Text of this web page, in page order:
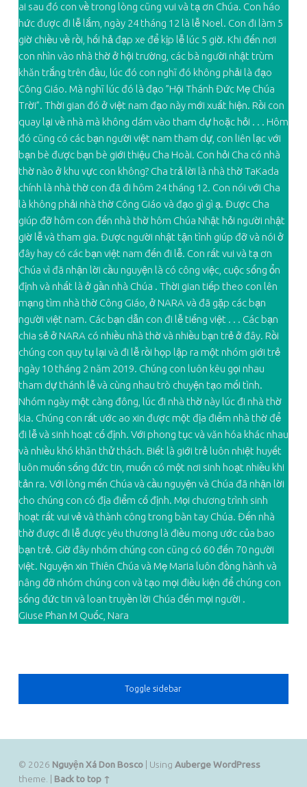
ai sau đó con về trong lòng cũng vui và tạ ơn Chúa. Con háo
hức được đi lễ lắm, ngày 24 tháng 12 là lễ Noel. Con đi làm 5
giờ chiều về rồi, hối hả đạp xe để kịp lễ lúc 5 giờ. Khi đến nơi
con nhìn vào nhà thờ ở hội trường, các bà người nhật trùm
khăn trắng trên đầu, lúc đó con nghĩ đó không phải là đạo
Công Giáo. Mà nghĩ lúc đó là đạo ”Hội Thánh Đức Mẹ Chúa
Trời”. Thời gian đó ở việt nam đạo này mới xuất hiện. Rồi con
quay lại về nhà mà không dám vào tham dự hoặc hỏi . . . Hôm
đó cũng có các bạn người việt nam tham dự, con liên lạc với
bạn bè được bạn bè giới thiệu Cha Hoài. Con hỏi Cha có nhà
thờ nào ở khu vực con không? Cha trả lời là nhà thờ TaKada
chính là nhà thờ con đã đi hôm 24 tháng 12. Con nói với Cha
là không phải nhà thờ Công Giáo và đạo gì gì ạ. Được Cha
giúp đỡ hôm con đến nhà thờ hôm Chúa Nhật hỏi người nhật
giờ lễ và tham gia. Được người nhật tận tình giúp đỡ và nói ở
đây hay có các bạn việt nam đến đi lễ. Con rất vui và tạ ơn
Chúa vì đã nhận lời cầu nguyện là có công việc, cuộc sống ổn
định và nhất là ở gần nhà Chúa . Thời gian tiếp theo con lên
mạng tìm nhà thờ Công Giáo, ở NARA và đã gặp các bạn
người việt nam. Các bạn dẫn con đi lễ tiếng việt . . . Các bạn
chia sẻ ở NARA có nhiều nhà thờ và nhiều bạn trẻ ở đây. Rồi
chúng con quy tụ lại và đi lễ rồi họp lập ra một nhóm giới trẻ
ngày 10 tháng 2 năm 2019. Chúng con luôn kêu gọi nhau
tham dự thánh lễ và cùng nhau trò chuyện tạo mối tình.
Nhóm ngày một càng đông, lúc đi nhà thờ này lúc đi nhà thờ
kia. Chúng con rất ước ao xin được một địa điểm nhà thờ để
đi lễ và sinh hoạt cố định. Với phong tục và văn hóa khác nhau
và nhiều khó khăn thử thách. Biết là giới trẻ luôn nhiệt huyết
luôn muốn sống đức tin, muốn có một nơi sinh hoạt nhiều khi
tản ra. Với lòng mến Chúa và cầu nguyện và Chúa đã nhận lời
cho chúng con có địa điểm cố định. Mọi chương trình sinh
hoạt rất vui vẻ và thành công trong bàn tay Chúa. Đến nhà
thờ được đi lễ được yêu thương là điều mong ước của bao
bạn trẻ. Giờ đây nhóm chúng con cũng có 60 đến 70 người
việt. Nguyện xin Thiên Chúa và Mẹ Maria luôn đồng hành và
nâng đỡ nhóm chúng con và tạo mọi điều kiện để chúng con
sống đức tin và loan truyền lời Chúa đến mọi người .
Giuse Phan M Quốc, Nara
SIDEBAR
Toggle sidebar
© 2026 Nguyện Xá Don Bosco Using AubergeWordPress
theme.
Back to top ↑